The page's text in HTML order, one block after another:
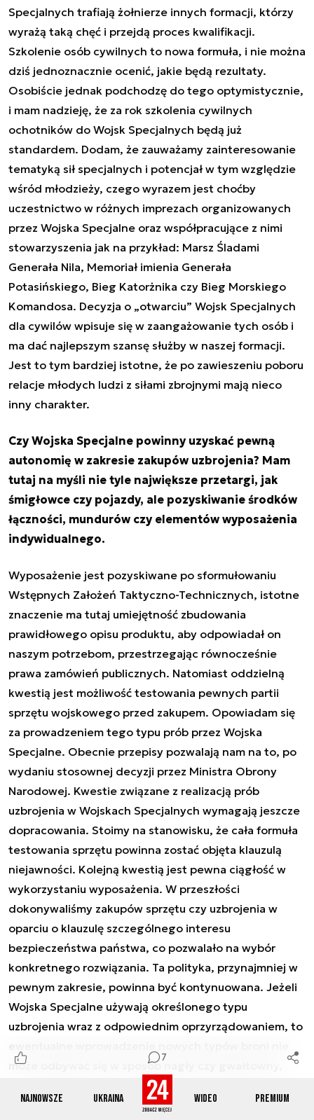
Najnowsze Ukraina Wideo Premium
7
Specjalnych trafiają żołnierze innych formacji, którzy
wyrażą taką chęć i przejdą proces kwalifikacji.
Szkolenie osób cywilnych to nowa formuła, i nie można
dziś jednoznacznie ocenić, jakie będą rezultaty.
Osobiście jednak podchodzę do tego optymistycznie,
i mam nadzieję, że za rok szkolenia cywilnych
ochotników do Wojsk Specjalnych będą już
standardem. Dodam, że zauważamy zainteresowanie
tematyką sił specjalnych i potencjał w tym względzie
wśród młodzieży, czego wyrazem jest choćby
uczestnictwo w różnych imprezach organizowanych
przez Wojska Specjalne oraz współpracujące z nimi
stowarzyszenia jak na przykład: Marsz Śladami
Generała Nila, Memoriał imienia Generała
Potasińskiego, Bieg Katorżnika czy Bieg Morskiego
Komandosa. Decyzja o „otwarciu” Wojsk Specjalnych
dla cywilów wpisuje się w zaangażowanie tych osób i
ma dać najlepszym szansę służby w naszej formacji.
Jest to tym bardziej istotne, że po zawieszeniu poboru
relacje młodych ludzi z siłami zbrojnymi mają nieco
inny charakter.
Czy Wojska Specjalne powinny uzyskać pewną
autonomię w zakresie zakupów uzbrojenia? Mam
tutaj na myśli nie tyle największe przetargi, jak
śmigłowce czy pojazdy, ale pozyskiwanie środków
łączności, mundurów czy elementów wyposażenia
indywidualnego.
Wyposażenie jest pozyskiwane po sformułowaniu
Wstępnych Założeń Taktyczno-Technicznych, istotne
znaczenie ma tutaj umiejętność zbudowania
prawidłowego opisu produktu, aby odpowiadał on
naszym potrzebom, przestrzegając równocześnie
prawa zamówień publicznych. Natomiast oddzielną
kwestią jest możliwość testowania pewnych partii
sprzętu wojskowego przed zakupem. Opowiadam się
za prowadzeniem tego typu prób przez Wojska
Specjalne. Obecnie przepisy pozwalają nam na to, po
wydaniu stosownej decyzji przez Ministra Obrony
Narodowej. Kwestie związane z realizacją prób
uzbrojenia w Wojskach Specjalnych wymagają jeszcze
dopracowania. Stoimy na stanowisku, że cała formuła
testowania sprzętu powinna zostać objęta klauzulą
niejawności. Kolejną kwestią jest pewna ciągłość w
wykorzystaniu wyposażenia. W przeszłości
dokonywaliśmy zakupów sprzętu czy uzbrojenia w
oparciu o klauzulę szczególnego interesu
bezpieczeństwa państwa, co pozwalało na wybór
konkretnego rozwiązania. Ta polityka, przynajmniej w
pewnym zakresie, powinna być kontynuowana. Jeżeli
Wojska Specjalne używają określonego typu
uzbrojenia wraz z odpowiednim oprzyrządowaniem, to
może odbywać się w sposób nagły czy gwałtowny,
musi być przemyślane i realizowane planowo. Należy w
sposób rozważny wydawać pieniądze podatnika i